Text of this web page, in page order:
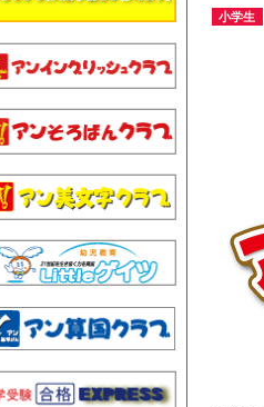
小学生